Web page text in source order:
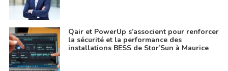
Qair et PowerUp s’associent pour renforcer
la sécurité et la performance des
installations BESS de Stor’Sun à Maurice